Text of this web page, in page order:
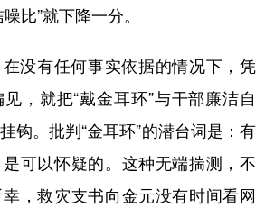
比”就下降一分。
有任何事实依据的情况下，凭
，就把“戴金耳环”与干部廉洁自
钩。批判“金耳环”的潜台词是：有
可以怀疑的。这种无端揣测，不
，救灾支书向金元没有时间看网